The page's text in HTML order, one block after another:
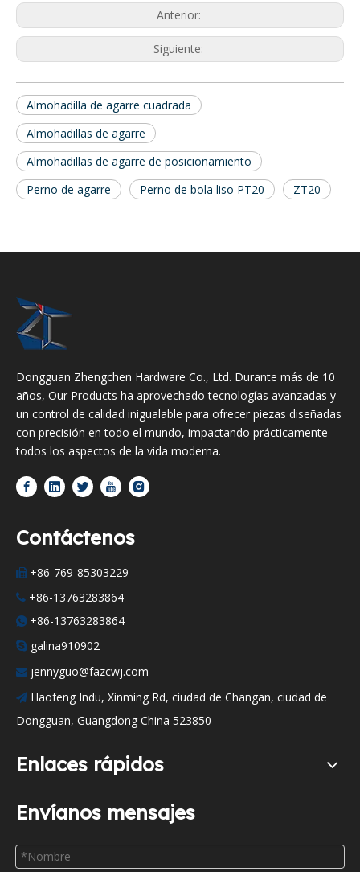
Anterior:
Siguiente:
Almohadilla de agarre cuadrada
Almohadillas de agarre
Almohadillas de agarre de posicionamiento
Perno de agarre
Perno de bola liso PT20 ZT20
Dongguan Zhengchen Hardware Co., Ltd. Durante más de 10
años, Our Products ha aprovechado tecnologías avanzadas y
un control de calidad inigualable para ofrecer piezas diseñadas
con precisión en todo el mundo, impactando prácticamente
todos los aspectos de la vida moderna.
Contáctenos
 +86-769-85303229
 +86-13763283864
 +86-13763283864
 galina910902
 jennyguo@fazcwj.com
 Haofeng Indu, Xinming Rd, ciudad de Changan, ciudad de
Dongguan, Guangdong China 523850
Enlaces rápidos
Envíanos mensajes